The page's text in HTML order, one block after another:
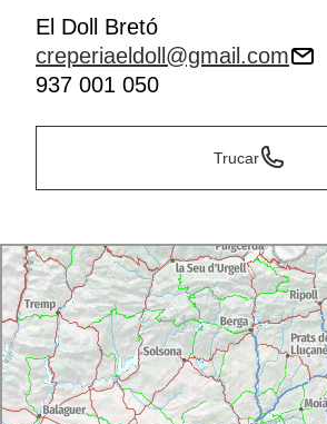
El Doll Bretó
creperiaeldoll@gmail.com
937 001 050
Trucar